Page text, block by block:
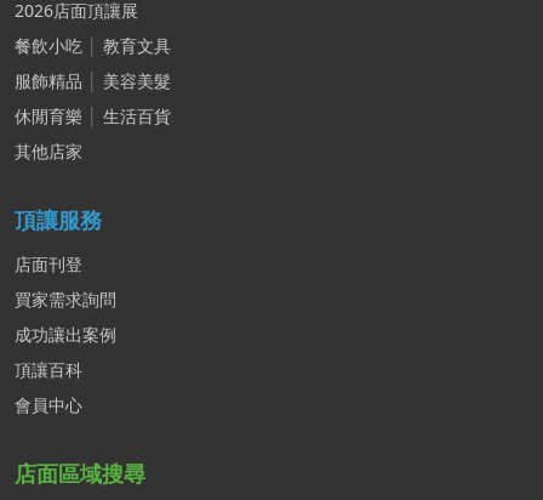
2026店面頂讓展
餐飲小吃
教育文具
服飾精品
美容美髮
休閒育樂
生活百貨
其他店家
頂讓服務
店面刊登
買家需求詢問
成功讓出案例
頂讓百科
會員中心
店面區域搜尋